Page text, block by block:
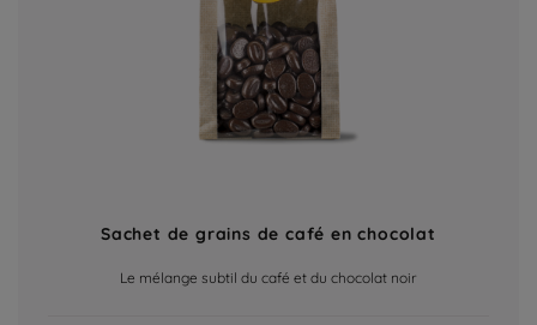
Sachet de grains de café en chocolat
Le mélange subtil du café et du chocolat noir